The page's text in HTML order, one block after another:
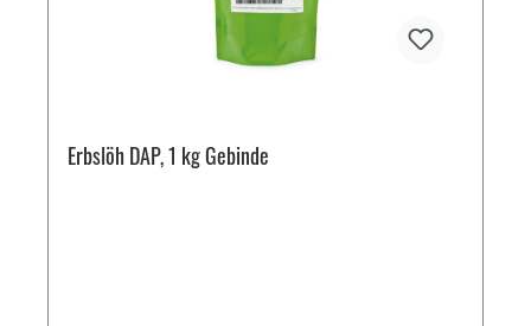
Erbslöh DAP, 1 kg Gebinde